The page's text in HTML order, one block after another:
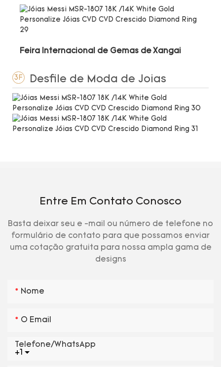
Feira Internacional de Gemas de Xangai
3F Desfile de Moda de Joias
Entre Em Contato Conosco
Basta deixar seu e -mail ou número de telefone no
formulário de contato para que possamos enviar
uma cotação gratuita para nossa ampla gama de
designs
Nome
O Email
+1
Telefone/WhatsApp